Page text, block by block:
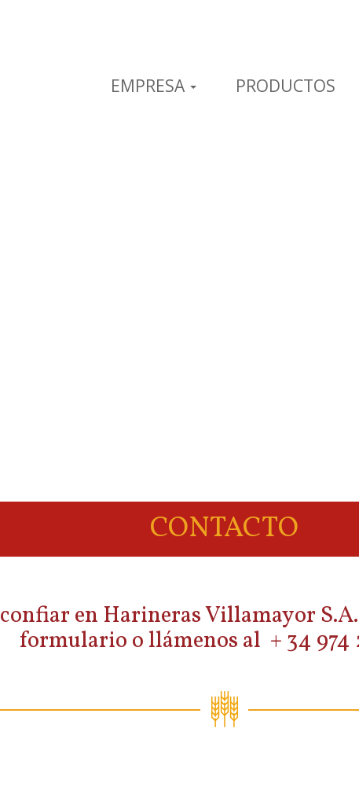
EMPRESA PRODUCTOS
CONTACTO
en Harineras Villamayor
formulario o llámenos al + 34 974